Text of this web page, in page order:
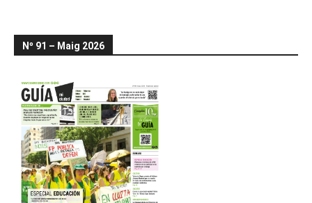
Nº 91 – Maig 2026